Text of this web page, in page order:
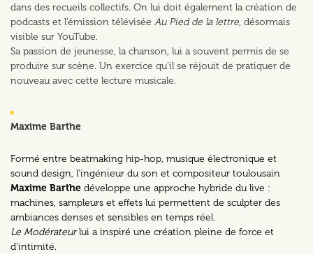
dans des recueils collectifs. On lui doit également la création de
podcasts et l’émission télévisée Au Pied de la lettre, désormais
visible sur YouTube.
Sa passion de jeunesse, la chanson, lui a souvent permis de se
produire sur scène. Un exercice qu’il se réjouit de pratiquer de
nouveau avec cette lecture musicale.
Maxime Barthe
Formé entre beatmaking hip-hop, musique électronique et
sound design, l’ingénieur du son et compositeur toulousain
Maxime Barthe développe une approche hybride du live :
machines, sampleurs et effets lui permettent de sculpter des
ambiances denses et sensibles en temps réel.
Le Modérateurlui a inspiré une création pleine de force et
d’intimité.